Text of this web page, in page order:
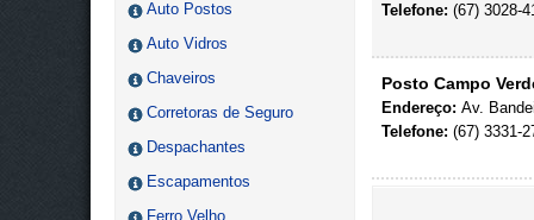
Auto Postos
Auto Vidros
Chaveiros
Corretoras de Seguro
Despachantes
Escapamentos
Ferro Velho
Telefone: (67) 3028-
Posto Campo
Endereço: Av.
Telefone: (67) 3331-